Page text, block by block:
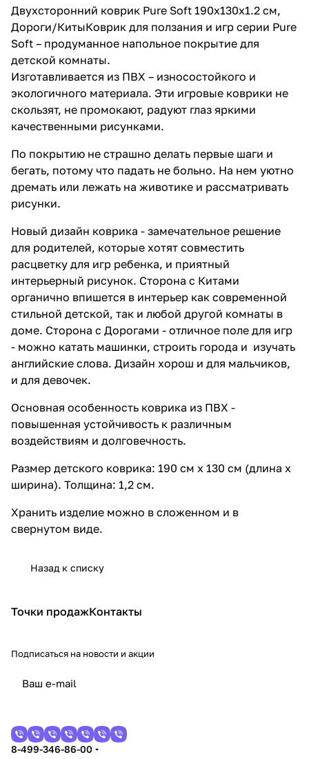
Двухсторонний коврик Pure Soft 190x130x1.2 см,
Дороги/КитыКоврик для ползания и игр серии Pure
Soft – продуманное напольное покрытие для
детской комнаты.
Изготавливается из ПВХ – износостойкого и
экологичного материала. Эти игровые коврики не
скользят, не промокают, радуют глаз яркими
качественными рисунками.
По покрытию не страшно делать первые шаги и
бегать, потому что падать не больно. На нем уютно
дремать или лежать на животике и рассматривать
рисунки.
Новый дизайн коврика - замечательное решение
для родителей, которые хотят совместить
расцветку для игр ребенка, и приятный
интерьерный рисунок. Сторона с Китами
органично впишется в интерьер как современной
стильной детской, так и любой другой комнаты в
доме. Сторона с Дорогами - отличное поле для игр
- можно катать машинки, строить города и изучать
английские слова. Дизайн хорош и для мальчиков,
и для девочек.
Основная особенность коврика из ПВХ -
повышенная устойчивость к различным
воздействиям и долговечность.
Размер детского коврика: 190 см х 130 см (длина х
ширина). Толщина: 1,2 см.
Хранить изделие можно в сложенном и в
свернутом виде.
Назад к списку
Точки продажКонтакты
Подписаться на новости и акции
8-499-346-86-00